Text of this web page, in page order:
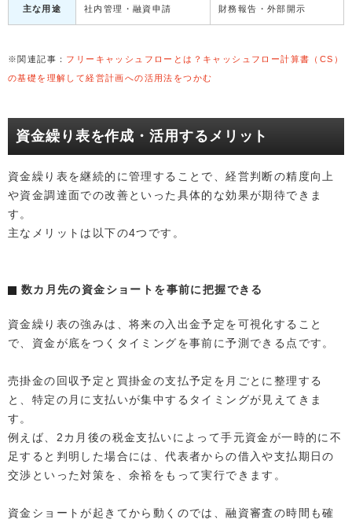
主な用途 社内管理・融資申請 財務報告・外部開示
※関連記事： フリーキャッシュフローとは？キャッシュフロー計算書（CS）
の基礎を理解して経営計画への活用法をつかむ
資金繰り表を作成・活用するメリット
資金繰り表を継続的に管理することで、経営判断の精度向上
や資金調達面での改善といった具体的な効果が期待できま
す。
主なメリットは以下の4つです。
数カ月先の資金ショートを事前に把握できる
資金繰り表の強みは、将来の入出金予定を可視化すること
で、資金が底をつくタイミングを事前に予測できる点です。
売掛金の回収予定と買掛金の支払予定を月ごとに整理する
と、特定の月に支払いが集中するタイミングが見えてきま
す。
例えば、2カ月後の税金支払いによって手元資金が一時的に不
足すると判明した場合には、代表者からの借入や支払期日の
交渉といった対策を、余裕をもって実行できます。
資金ショートが起きてから動くのでは、融資審査の時間も確